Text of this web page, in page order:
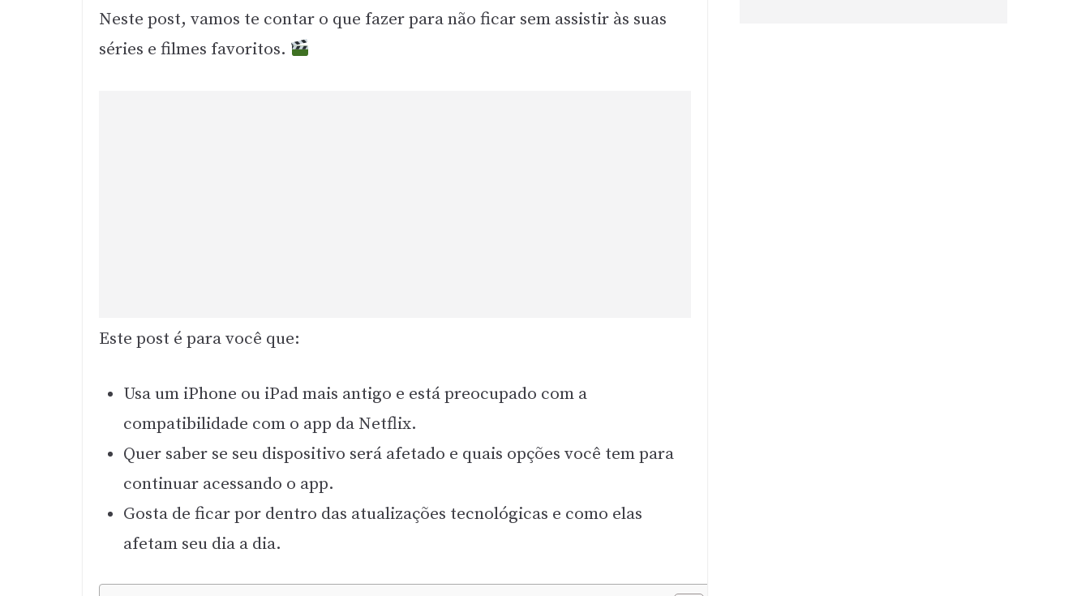
Neste post, vamos te contar o que fazer para não ficar sem assistir às suas
séries e filmes favoritos.
Este post é para você que:
Usa um iPhone ou iPad mais antigo e está preocupado com a
compatibilidade com o app da Netflix.
Quer saber se seu dispositivo será afetado e quais opções você tem para
continuar acessando o app.
Gosta de ficar por dentro das atualizações tecnológicas e como elas
afetam seu dia a dia.